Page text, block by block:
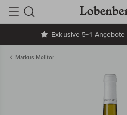
Exklusive 5+1 Angebote
Suche
Markus Molitor